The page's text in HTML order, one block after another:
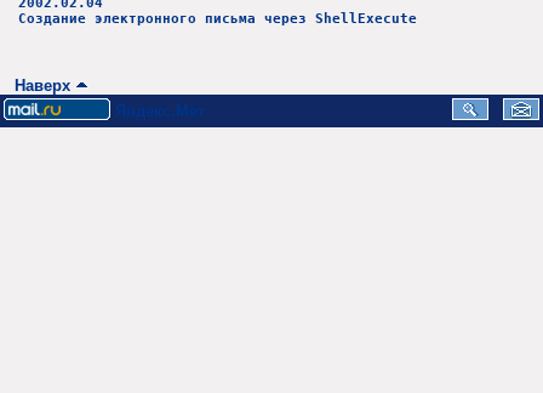
Создание электронного письма через ShellExecute
Наверх